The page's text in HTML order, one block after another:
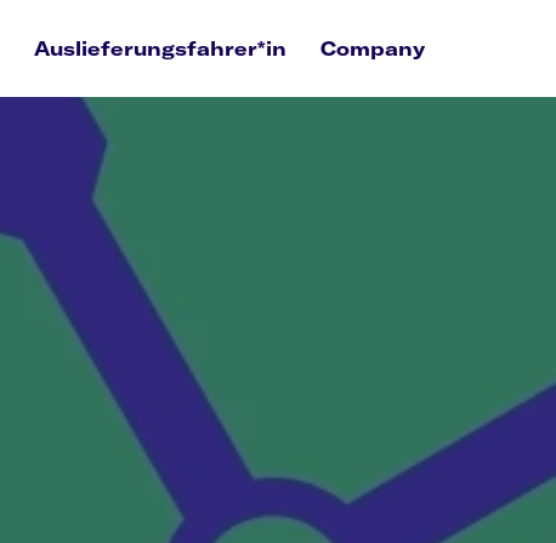
Auslieferungsfahrer*in Company